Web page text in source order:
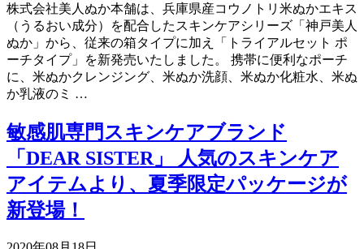
株式会社美人ぬか本舗は、兵庫県産コウノトリ米ぬかエキス
（うるおい成分）を配合したスキンケアシリーズ「神戸美人
ぬか」から、従来の箱タイプに加え「トライアルセット ポ
ーチタイプ」を新発売いたしました。 携帯に便利なポーチ
に、米ぬかクレンジング、米ぬか洗顔、米ぬか化粧水、米ぬ
か乳液のミ …
敏感肌専門スキンケアブランド
「DEAR SISTER」 人気のスキンケア
アイテムより、夏季限定パッケージが
新登場！